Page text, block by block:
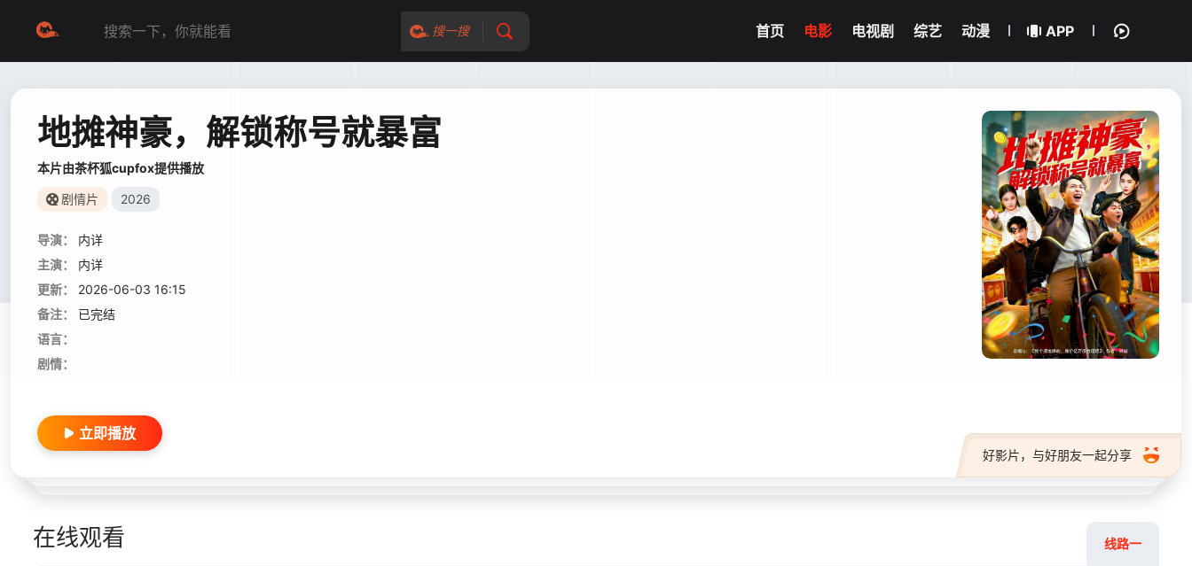
搜一搜 首页 电影 电视剧 综艺 动漫 APP
地摊神豪，解锁称号就暴富
本片由茶杯狐cupfox提供播放
剧情片 2026
导演：
内详
主演：
内详
更新：
2026-06-03 16:15
备注：
已完结
语言：
剧情：
好影片，与好朋友一起分享
立即播放
在线观看 线路一